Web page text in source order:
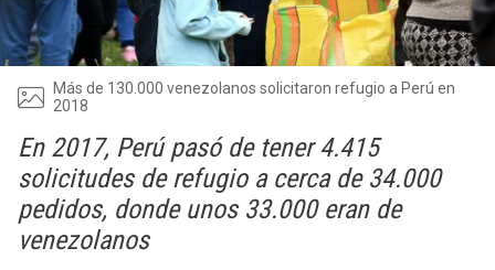
Más de 130.000 venezolanos solicitaron refugio a Perú en
2018
En 2017, Perú pasó de tener 4.415
solicitudes de refugio a cerca de 34.000
pedidos, donde unos 33.000 eran de
venezolanos